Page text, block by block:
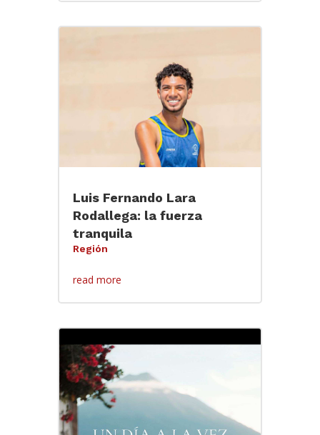
Luis Fernando Lara
Rodallega: la fuerza
tranquila
Región
read more